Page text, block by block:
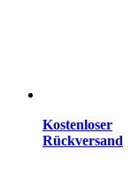
Kostenloser
Rückversand